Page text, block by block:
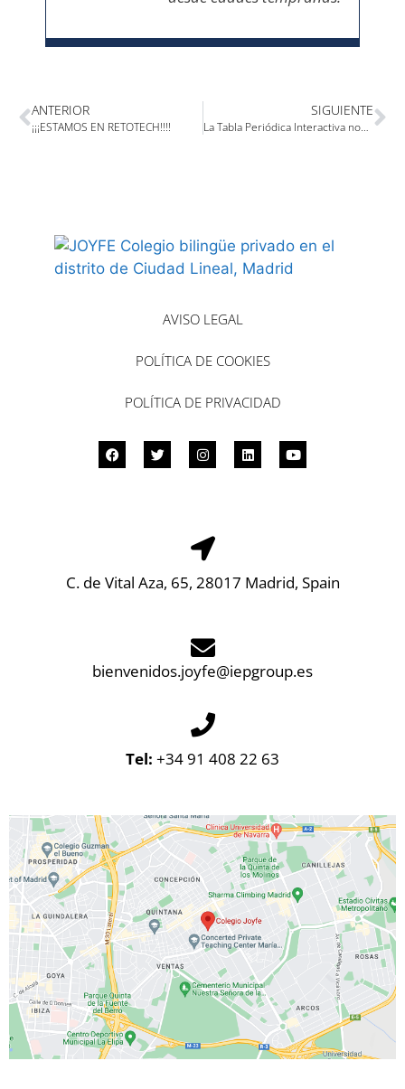
ANTERIOR
¡¡¡ESTAMOS EN RETOTECH!!!!
SIGUIENTE
La Tabla Periódica Interactiva nominada
AVISO LEGAL
POLÍTICA DE COOKIES
POLÍTICA DE PRIVACIDAD
C. de Vital Aza, 65, 28017 Madrid, Spain
bienvenidos.joyfe@iepgroup.es
Tel: +34 91 408 22 63